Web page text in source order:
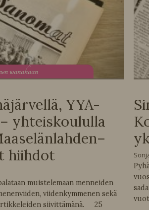
wanahaan
YYA-
yhteiskoululla
hiihdot
muistelemaan menneiden
viidenkymmenen sekä
siivittämänä. 25